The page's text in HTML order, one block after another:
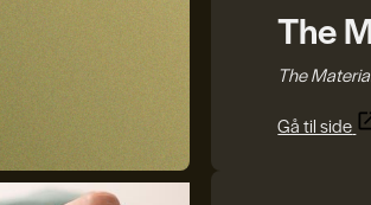
The
The
Gå til side